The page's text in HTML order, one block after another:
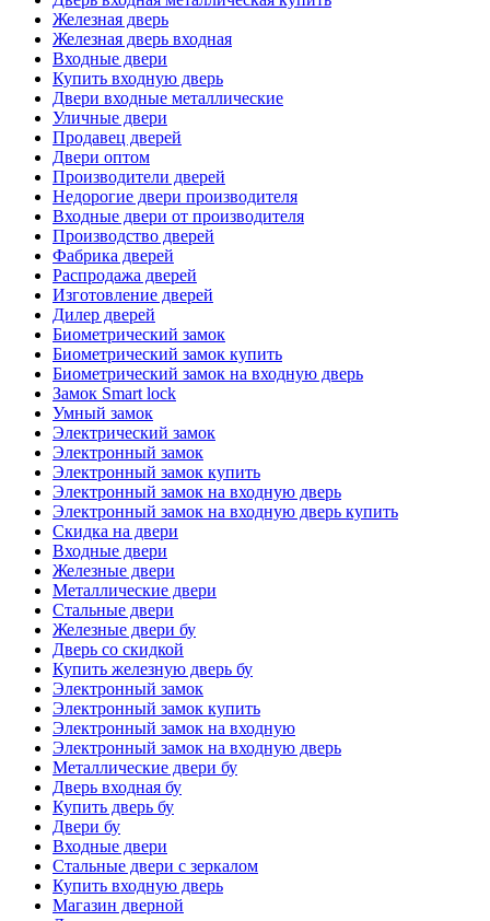
Железная дверь
Железная дверь входная
Входные двери
Купить входную дверь
Двери входные металлические
Уличные двери
Продавец дверей
Двери оптом
Производители дверей
Недорогие двери производителя
Входные двери от производителя
Производство дверей
Фабрика дверей
Распродажа дверей
Изготовление дверей
Дилер дверей
Биометрический замок
Биометрический замок купить
Биометрический замок на входную дверь
Замок Smart lock
Умный замок
Электрический замок
Электронный замок
Электронный замок купить
Электронный замок на входную дверь
Электронный замок на входную дверь купить
Скидка на двери
Входные двери
Железные двери
Металлические двери
Стальные двери
Железные двери бу
Дверь со скидкой
Купить железную дверь бу
Электронный замок
Электронный замок купить
Электронный замок на входную
Электронный замок на входную дверь
Металлические двери бу
Дверь входная бу
Купить дверь бу
Двери бу
Входные двери
Стальные двери с зеркалом
Купить входную дверь
Магазин дверной